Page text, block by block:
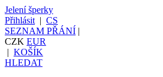
Jelení šperky
Přihlásit | CS
SEZNAM PŘÁNÍ |
CZK EUR
| KOŠÍK
HLEDAT